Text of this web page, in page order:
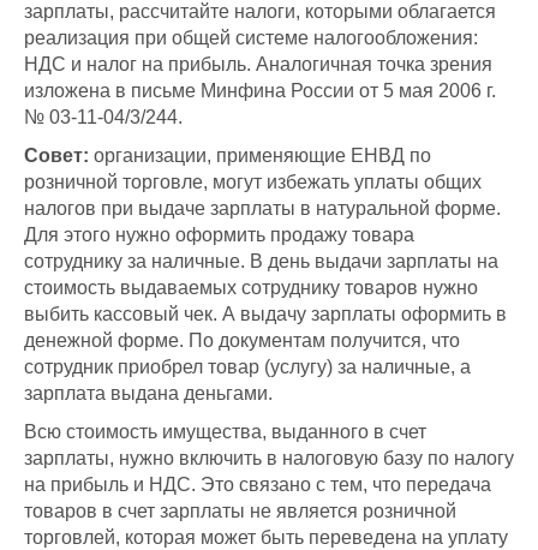
зарплаты, рассчитайте налоги, которыми облагается
реализация при общей системе налогообложения:
НДС и налог на прибыль. Аналогичная точка зрения
изложена в письме Минфина России от 5 мая 2006 г.
№ 03-11-04/3/244.
Совет: организации, применяющие ЕНВД по
розничной торговле, могут избежать уплаты общих
налогов при выдаче зарплаты в натуральной форме.
Для этого нужно оформить продажу товара
сотруднику за наличные. В день выдачи зарплаты на
стоимость выдаваемых сотруднику товаров нужно
выбить кассовый чек. А выдачу зарплаты оформить в
денежной форме. По документам получится, что
сотрудник приобрел товар (услугу) за наличные, а
зарплата выдана деньгами.
Всю стоимость имущества, выданного в счет
зарплаты, нужно включить в налоговую базу по налогу
на прибыль и НДС. Это связано с тем, что передача
товаров в счет зарплаты не является розничной
торговлей, которая может быть переведена на уплату